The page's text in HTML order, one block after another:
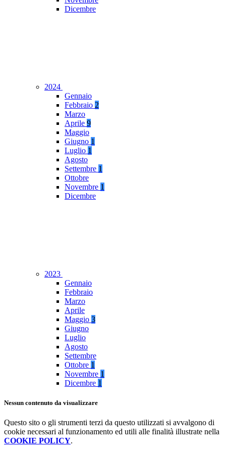
Dicembre
2024
Gennaio
Febbraio 2
Marzo
Aprile 9
Maggio
Giugno 1
Luglio 1
Agosto
Settembre 1
Ottobre
Novembre 1
Dicembre
2023
Gennaio
Febbraio
Marzo
Aprile
Maggio 3
Giugno
Luglio
Agosto
Settembre
Ottobre 1
Novembre 1
Dicembre 1
Nessun contenuto da visualizzare
Questo sito o gli strumenti terzi da questo utilizzati si avvalgono di
cookie necessari al funzionamento ed utili alle finalità illustrate nella
COOKIE POLICY.